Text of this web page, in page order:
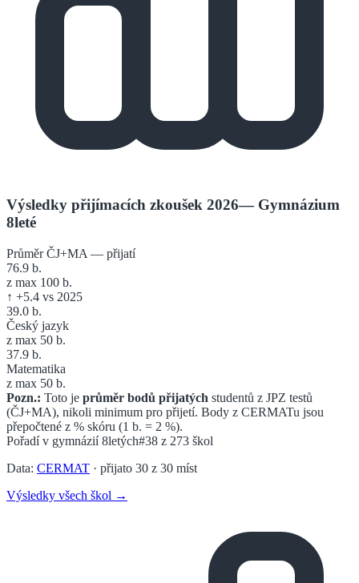
Výsledky přijímacích zkoušek 2026— Gymnázium
8leté
Průměr ČJ+MA — přijatí
76.9 b.
z max 100 b.
↑ +5.4 vs 2025
39.0 b.
Český jazyk
z max 50 b.
37.9 b.
Matematika
z max 50 b.
Pozn.: Toto je průměr bodů přijatých studentů z JPZ testů
(ČJ+MA), nikoli minimum pro přijetí. Body z CERMATu jsou
přepočtené z % skóru (1 b. = 2 %).
Pořadí v gymnázií 8letých#38 z 273 škol
Data: CERMAT · přijato 30 z 30 míst
Výsledky všech škol →